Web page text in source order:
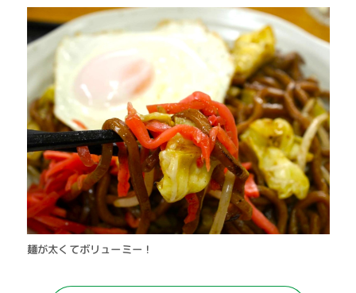
麺が太くてボリューミー！